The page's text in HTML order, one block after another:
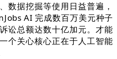
据挖掘等使用日益普遍，
AI 完成数百万美元种子
讼总额达数十亿加元。才能
个关心核心正在于人工智能